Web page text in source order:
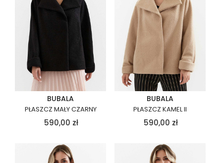
BUBALA
PŁASZCZ MAŁY CZARNY
590,00 zł
BUBALA
PŁASZCZ KAMEL II
590,00 zł